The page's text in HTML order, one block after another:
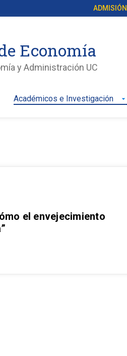
ADMISIÓN
Economía
y Administración UC
Académicos e Investigación arrow_drop_down
el envejecimiento